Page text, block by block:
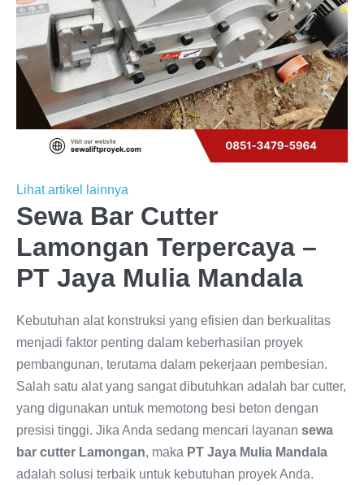
Lihat artikel lainnya
Sewa Bar Cutter
Lamongan Terpercaya –
PT Jaya Mulia Mandala
Kebutuhan alat konstruksi yang efisien dan berkualitas
menjadi faktor penting dalam keberhasilan proyek
pembangunan, terutama dalam pekerjaan pembesian.
Salah satu alat yang sangat dibutuhkan adalah bar cutter,
yang digunakan untuk memotong besi beton dengan
presisi tinggi. Jika Anda sedang mencari layanan sewa
bar cutter Lamongan, maka PT Jaya Mulia Mandala
adalah solusi terbaik untuk kebutuhan proyek Anda.